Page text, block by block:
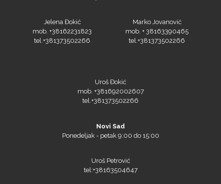
Jelena Đokić
mob. +38162231823
tel.+381373502266
Marko Jovanović
mob. + 38163390465
tel.+381373502266
Uroš Đokić
mob. +381692002607
tel.+381373502266
Novi Sad
Ponedeljak - petak 9:00 do 15:00
Uroš Petrović
tel:+38163504647